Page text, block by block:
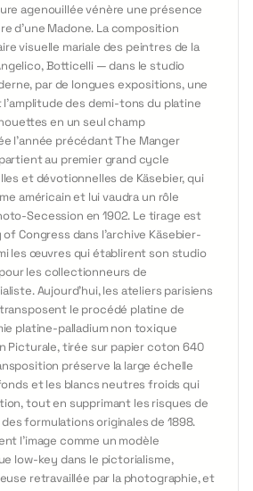
agenouillée vénère une présence
d'une Madone. La composition
visuelle mariale des peintres de la
Botticelli — dans le studio
par de longues expositions, une
l'amplitude des demi-tons du platine
en un seul champ
l'année précédant The Manger
au premier grand cycle
et dévotionnelles de Käsebier, qui
américain et lui vaudra un rôle
Secession en 1902. Le tirage est
Congress dans l'archive Käsebier-
les œuvres qui établirent son studio
les collectionneurs de
Aujourd'hui, les ateliers parisiens
le procédé platine de
platine-palladium non toxique
Picturale, tirée sur papier coton 640
préserve la large échelle
et les blancs neutres froids qui
tout en supprimant les risques de
formulations originales de 1898.
l'image comme un modèle
low-key dans le pictorialisme,
retravaillée par la photographie, et